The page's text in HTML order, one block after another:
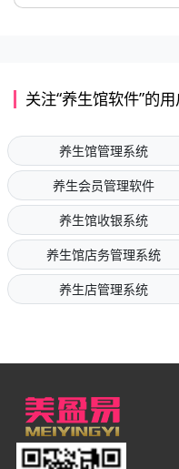
关注“养生馆软件”的
养生馆管理系统
养生会员管理软件
养生馆收银系统
养生馆店务管理系统
养生店管理系统